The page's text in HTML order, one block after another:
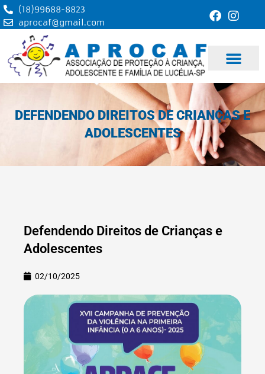
Ir
para
o
conteúdo
(18)99688-8823
aprocaf@gmail.com
DEFENDENDO DIREITOS DE CRIANÇAS E
ADOLESCENTES
Defendendo Direitos de Crianças e
Adolescentes
02/10/2025